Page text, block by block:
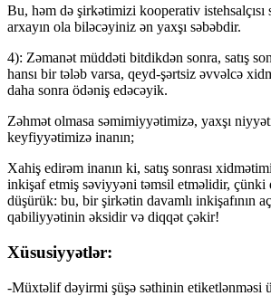
Bu, həm də şirkətimizi kooperativ
arxayın ola biləcəyiniz ən yaxşı səbəbdir.
4): Zəmanət müddəti bitdikdən sonra, satış
hansı bir tələb varsa, qeyd-şərtsiz əvvəlcə
daha sonra ödəniş edəcəyik.
Zəhmət olmasa səmimiyyətimizə, yaxşı
keyfiyyətimizə inanın;
Xahiş edirəm inanın ki, satış sonrası
inkişaf etmiş səviyyəni təmsil etməlidir, çünki
düşürük: bu, bir şirkətin davamlı inkişafının
qabiliyyətinin əksidir və diqqət çəkir!
Xüsusiyyətlər:
-Müxtəlif dəyirmi şüşə səthinin etiketlənməsi